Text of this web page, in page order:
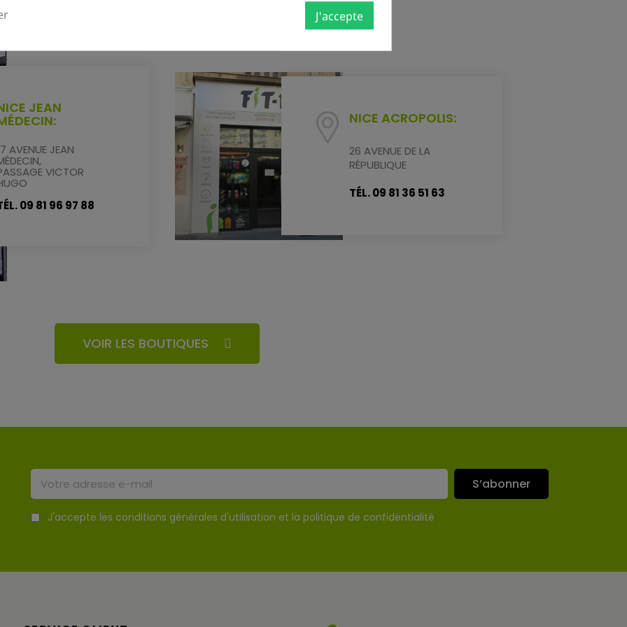
JEAN
AVENUE JEAN
VICTOR
09 81 96 97 88
NICE ACROPOLIS:
26 AVENUE DE LA
RÉPUBLIQUE
TÉL. 09 81 36 51 63
VOIR LES BOUTIQUES
S’abonner
J'accepte les conditions générales d'utilisation et la politique de confidentialité
J'accepte